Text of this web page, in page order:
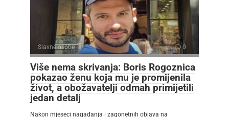
Slavne osobe 0
Više nema skrivanja: Boris Rogoznica
pokazao ženu koja mu je promijenila
život, a obožavatelji odmah primijetili
jedan detalj
Nakon mjeseci nagađanja i zagonetnih objava na